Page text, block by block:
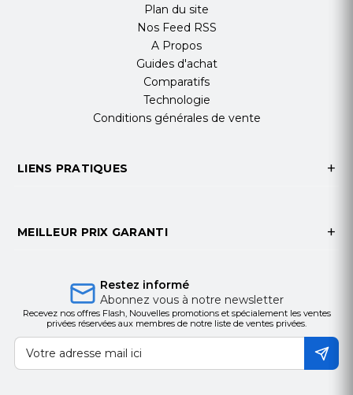
Plan du site
Nos Feed RSS
A Propos
Guides d'achat
Comparatifs
Technologie
Conditions générales de vente
LIENS PRATIQUES
MEILLEUR PRIX GARANTI
Restez informé
Abonnez vous à notre newsletter
Recevez nos offres Flash, Nouvelles promotions et spécialement les ventes
privées réservées aux membres de notre liste de ventes privées.